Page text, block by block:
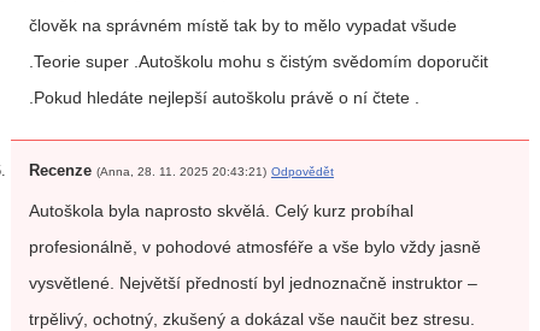
člověk na správném místě tak by to mělo vypadat všude
.Teorie super .Autoškolu mohu s čistým svědomím doporučit
.Pokud hledáte nejlepší autoškolu právě o ní čtete .
Recenze (Anna, 28. 11. 2025 20:43:21) Odpovědět
Autoškola byla naprosto skvělá. Celý kurz probíhal
profesionálně, v pohodové atmosféře a vše bylo vždy jasně
vysvětlené. Největší předností byl jednoznačně instruktor –
trpělivý, ochotný, zkušený a dokázal vše naučit bez stresu.